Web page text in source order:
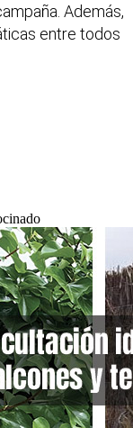
Además,
entre todos